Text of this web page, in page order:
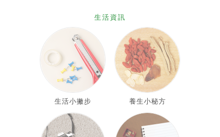
生活資訊
生活小撇步 養生小秘方